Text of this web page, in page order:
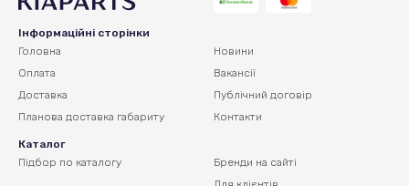
Інформаційні сторінки
Головна
Оплата
Доставка
Планова доставка габариту
Новини
Вакансії
Публічний договір
Контакти
Каталог
Підбор по каталогу
Бренди на сайті